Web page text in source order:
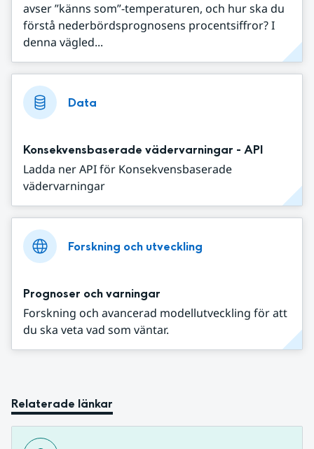
avser ”känns som”-temperaturen, och hur ska du
förstå nederbördsprognosens procentsiffror? I
denna vägled...
Data
Konsekvensbaserade vädervarningar - API
Ladda ner API för Konsekvensbaserade
vädervarningar
Forskning och utveckling
Prognoser och varningar
Forskning och avancerad modellutveckling för att
du ska veta vad som väntar.
Relaterade länkar